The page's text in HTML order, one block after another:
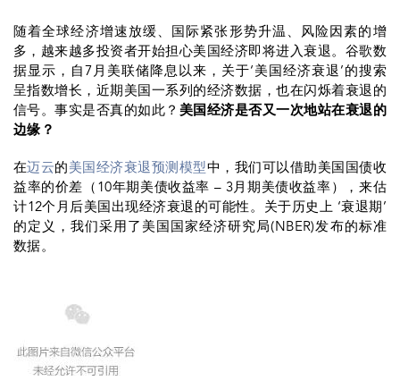
随着全球经济增速放缓、国际紧张形势升温、风险因素的增
多，越来越多投资者开始担心美国经济即将进入衰退。谷歌数
据显示，自7月美联储降息以来，关于‘美国经济衰退’的搜索
呈指数增长，近期美国一系列的经济数据，也在闪烁着衰退的
信号。事实是否真的如此？ 美国经济是否又一次地站在衰退的
边缘？
在迈云 的 美国经济衰退预测模型中，我们可以借助美国国债收
益率的价差（10年期美债收益率 – 3月期美债收益率），来估
计12个月后美国出现经济衰退的可能性。关于历史上 ‘衰退期’
的定义，我们采用了美国国家经济研究局(NBER)发布的标准
数据。